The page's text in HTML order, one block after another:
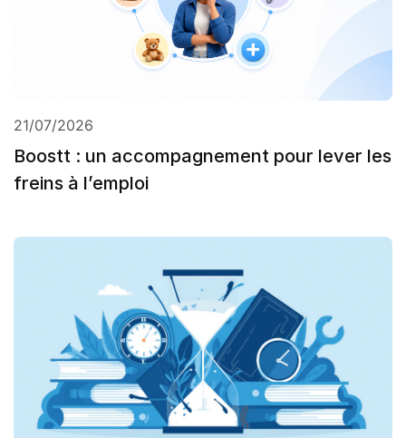
21/07/2026
Boostt : un accompagnement pour lever les
freins à l’emploi